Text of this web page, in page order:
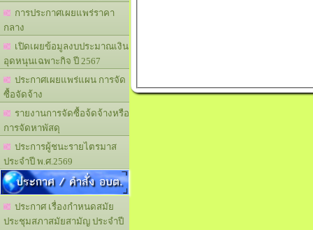
การประกาศเผยแพร่ราคา
กลาง
เปิดเผยข้อมูลงบประมาณเงิน
อุดหนุนเฉพาะกิจ ปี 2567
ประกาศเผยแพร่แผน การจัด
ซื้อจัดจ้าง
รายงานการจัดซื้อจ้ดจ้างหรือ
การจัดหาพัสดุ
ประการผู้ชนะรายไตรมาส
ประจำปี พ.ศ.2569
ประกาศ / คำสั่ง อบต.
ประกาศ เรื่องกำหนดสมัย
ประชุมสภาสมัยสามัญ ประจำปี